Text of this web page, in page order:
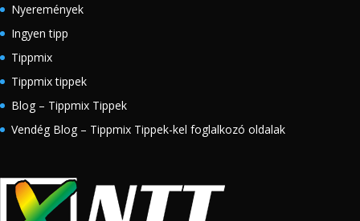
Nyeremények
Ingyen tipp
Tippmix
Tippmix tippek
Blog – Tippmix Tippek
Vendég Blog – Tippmix Tippek-kel foglalkozó oldalak